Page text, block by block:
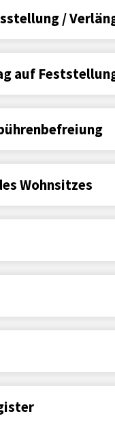
/
auf
Wohnsitzes